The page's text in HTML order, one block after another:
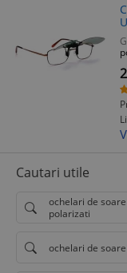
Cautari utile
ochelari de soare
polarizati
ochelari de